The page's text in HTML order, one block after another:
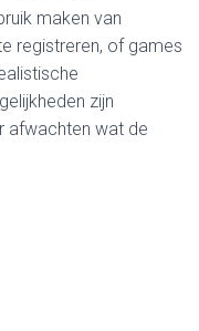
maken van
registreren, of games
zijn
afwachten wat de